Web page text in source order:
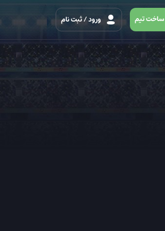
ساخت تیم ورود/ ثبت نام